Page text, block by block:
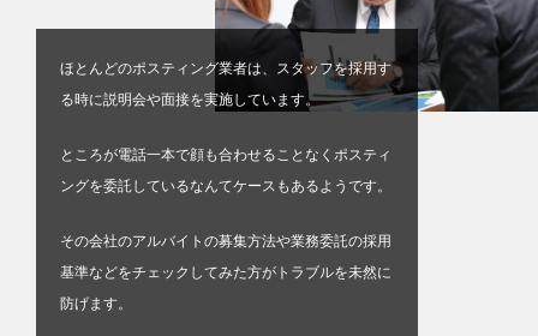
ほとんどのポスティング業者は、スタッフを採用す
る時に説明会や面接を実施しています。
ところが電話一本で顔も合わせることなくポスティ
ングを委託しているなんてケースもあるようです。
その会社のアルバイトの募集方法や業務委託の採用
基準などをチェックしてみた方がトラブルを未然に
防げます。